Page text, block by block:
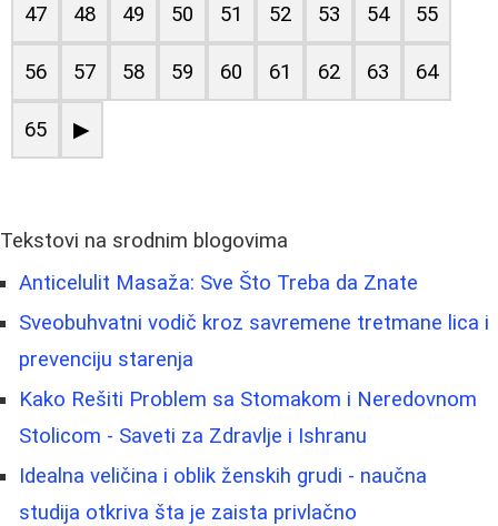
47 48 49 50 51 52 53 54 55
56 57 58 59 60 61 62 63 64
65 ▶
Tekstovi na srodnim blogovima
Anticelulit Masaža: Sve Što Treba da Znate
Sveobuhvatni vodič kroz savremene tretmane lica i
prevenciju starenja
Kako Rešiti Problem sa Stomakom i Neredovnom
Stolicom - Saveti za Zdravlje i Ishranu
Idealna veličina i oblik ženskih grudi - naučna
studija otkriva šta je zaista privlačno